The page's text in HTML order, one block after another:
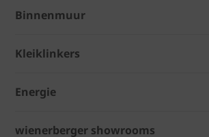
Binnenmuur
Kleiklinkers
Energie
wienerberger showrooms